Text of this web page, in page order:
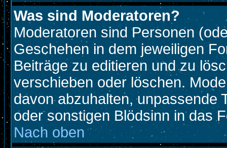
Was sind Moderatoren?
Moderatoren sind Personen
Geschehen in dem jeweiligen
Beiträge zu editieren und zu
verschieben oder löschen.
davon abzuhalten, unpassende
oder sonstigen Blödsinn in das
Nach oben